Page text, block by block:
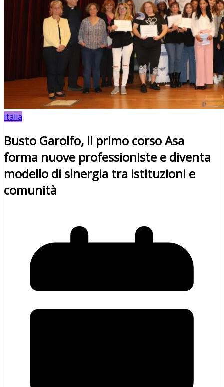
Italia
Busto Garolfo, il primo corso Asa
forma nuove professioniste e diventa
modello di sinergia tra istituzioni e
comunità